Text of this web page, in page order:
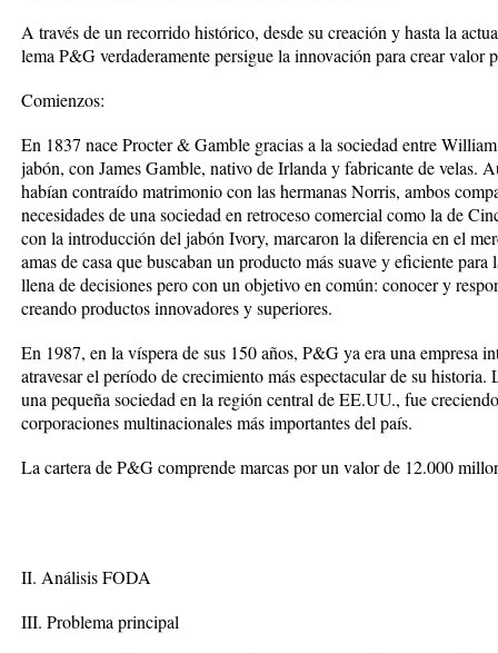
A través de un recorrido histórico, desde su creación y hasta la
lema P&G verdaderamente persigue la innovación para crear valor
Comienzos:
En 1837 nace Procter & Gamble gracias a la sociedad entre
jabón, con James Gamble, nativo de Irlanda y fabricante de velas.
habían contraído matrimonio con las hermanas Norris, ambos
necesidades de una sociedad en retroceso comercial como la de
con la introducción del jabón Ivory, marcaron la diferencia en el
amas de casa que buscaban un producto más suave y eficiente
llena de decisiones pero con un objetivo en común: conocer y
creando productos innovadores y superiores.
En 1987, en la víspera de sus 150 años, P&G ya era una empresa
atravesar el período de crecimiento más espectacular de su
una pequeña sociedad en la región central de EE.UU., fue
corporaciones multinacionales más importantes del país.
La cartera de P&G comprende marcas por un valor de 12.000
II. Análisis FODA
III. Problema principal